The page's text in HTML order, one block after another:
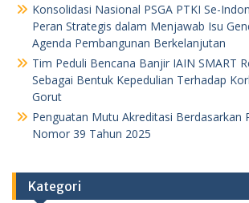
Konsolidasi Nasional PSGA PTKI Se-
Peran Strategis dalam Menjawab Isu
Agenda Pembangunan Berkelanjutan
Tim Peduli Bencana Banjir IAIN SMART
Sebagai Bentuk Kepedulian Terhadap
Gorut
Penguatan Mutu Akreditasi Berdasarkan
Nomor 39 Tahun 2025
Kategori